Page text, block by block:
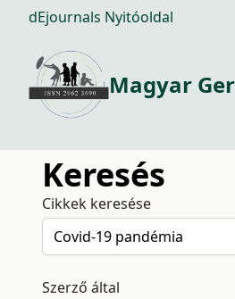
dEjournals Nyitóoldal
Magyar
Keresés
Cikkek keresése
Szerző által